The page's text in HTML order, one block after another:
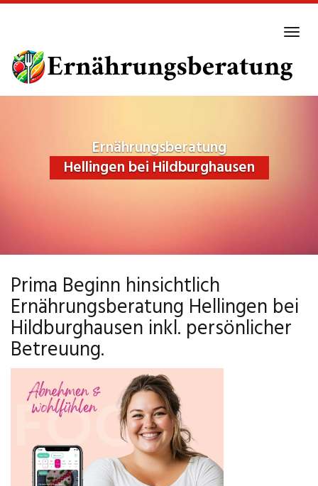
main
content
Ernährungsberatung
Hellingen bei Hildburghausen
Prima Beginn hinsichtlich
Ernährungsberatung Hellingen bei
Hildburghausen inkl. persönlicher
Betreuung.